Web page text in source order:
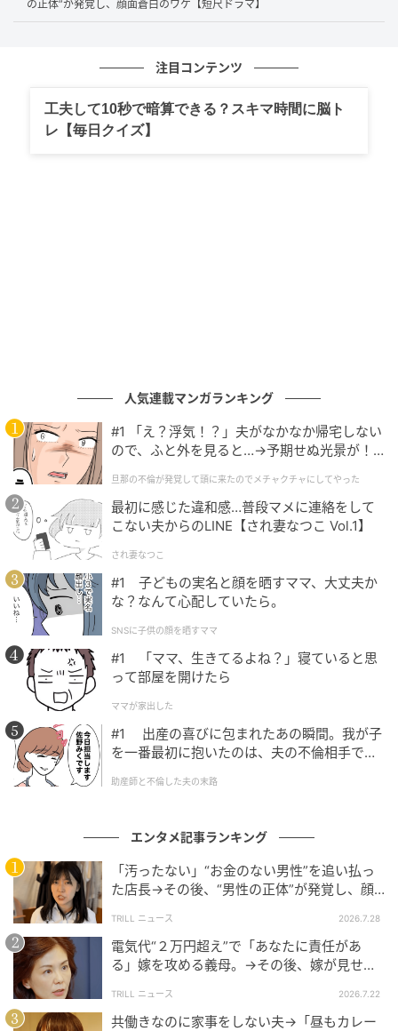
@kiminotame_bunko
「朝イチ開口一番これだよ！？しかもキレられる原因
の資料、部長の指示通りに作ったやつだからね」
「ほんと最低」
部長の指示に従って作った資料が原因で怒鳴られると
いう、理不尽すぎる状況に同僚女性も顔をしかめま
す。
痴も止まらない
の正体”が発覚し、顔面蒼白のワケ【短尺ドラマ】
注目コンテンツ
工夫して10秒で暗算できる？スキマ時間に脳ト
レ【毎日クイズ】
人気連載マンガランキング
#1 「え？浮気！？」夫がなかなか帰宅しない
ので、ふと外を見ると…→予期せぬ光景が！
クチャにしてやった
旦那の不倫が発覚して頭に来たのでメチャクチャにしてやった
最初に感じた違和感…普段マメに連絡をして
こない夫からのLINE【され妻なつこ Vol.1】
され妻なつこ
#1 子どもの実名と顔を晒すママ、大丈夫か
な？なんて心配していたら。
SNSに子供の顔を晒すママ
#1 「ママ、生きてるよね？」寝ていると思
って部屋を開けたら
ママが家出した
#1 出産の喜びに包まれたあの瞬間。我が子
を一番最初に抱いたのは、夫の不倫相手でし
助産師と不倫した夫の末路
エンタメ記事ランキング
「汚ったない」“お金のない男性”を追い払っ
た店長→その後、“男性の正体”が発覚し、顔
TRILL ニュース 2026.7.28
電気代“２万円超え”で「あなたに責任があ
る」嫁を攻める義母。→その後、嫁が見せ
マ】
TRILL ニュース 2026.7.22
共働きなのに家事をしない夫→「昼もカレー